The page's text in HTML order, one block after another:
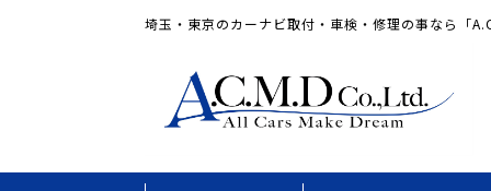
埼玉・東京のカーナビ取付・車検・修理の事なら「